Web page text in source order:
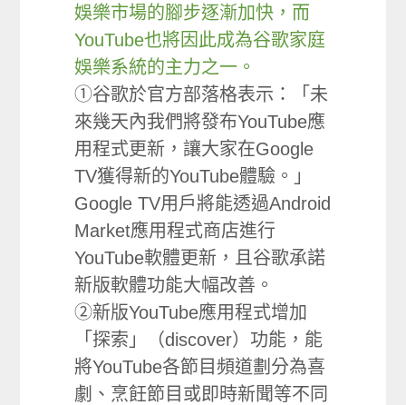
娛樂市場的腳步逐漸加快，而
YouTube也將因此成為谷歌家庭
娛樂系統的主力之一。
①谷歌於官方部落格表示：「未
來幾天內我們將發布YouTube應
用程式更新，讓大家在Google
TV獲得新的YouTube體驗。」
Google TV用戶將能透過Android
Market應用程式商店進行
YouTube軟體更新，且谷歌承諾
新版軟體功能大幅改善。
②新版YouTube應用程式增加
「探索」（discover）功能，能
將YouTube各節目頻道劃分為喜
劇、烹飪節目或即時新聞等不同